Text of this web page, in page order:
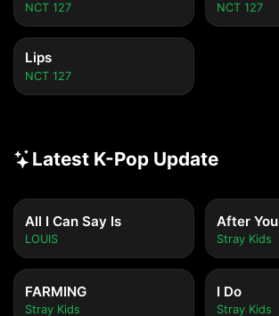
NCT 127 NCT 127
Lips
NCT 127
Latest K-Pop Update
All I Can Say Is
LOUIS
After You
Stray Kids
FARMING
Stray Kids
I Do
Stray Kids